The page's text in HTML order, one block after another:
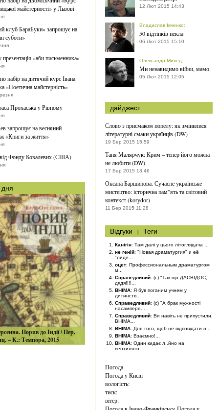
майстерності» у Львові
клуб БараБуки» запрошує на
суботи»
«аби письменника»
набір на дитячий курс Івана
«Поетична майстерність»
Прохаська у Рівному
запрошує на весняний
«Книги за життя»
Фонду Ковалевих (США)
дня
Порив до Індії / Пер.
– К.: Темпора, 2015
12 Лют 2015 14:43
Владислав Івченко:
50 відтінків пекла
06 Лют 2015 15:10
Олександр Михед:
Ми ненавидимо війни, мамо
05 Лют 2015 12:05
дайджест
Слово з присмаком попелу: як змінилися
літературні смаки українців (DW)
19 Бер 2015 15:59
Таня Малярчук: Крим – тепер його можна
не любити (DW)
17 Бер 2015 13:46
Оксана Баршинова. Сучасне українське
мистецтво: історична пам”ять та світовий
контекст (korydor)
11 Бер 2015 11:28
Відгуки | Теги
Канігін: Там далі у цього літоглядача ...
не геній: "Новая драматургия" и её
"лиде...
оцет: Профессиональным драматургом
м...
Справедливий: (с) "Так що ДАСВІДОС,
дядя!!!!...
BHIMA: Я був поганим учнем у
дитинств...
Справедливий: (с) "А брак мужності
насампере...
Справедливий: Ви навіть не припустили,
BHIMA...
BHIMA: Для того, щоб не відповідати н...
BHIMA: Взаємно!...
BHIMA: Один кидає л..йно на
вентилято...
Погода
Погода уКиєві
вологість:
тиск:
вітер: